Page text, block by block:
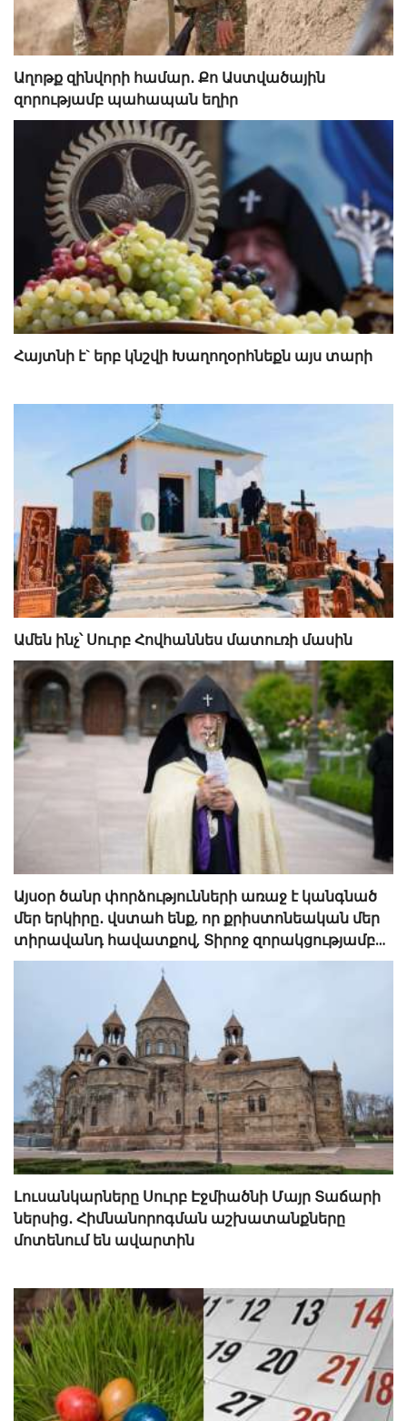
Աղոթք զինվորի համար․ Քո Աստվածային
զորությամբ պահապան եղիր
Հայտնի է` երբ կնշվի Խաղողօրհնեքն այս տարի
Ամեն ինչ՝ Սուրբ Հովհաննես մատուռի մասին
Այսօր ծանր փորձությունների առաջ է կանգնած
մեր երկիրը․ վստահ ենք, որ քրիստոնեական մեր
տիրավանդ հավատքով, Տիրոջ զորակցությամբ
հաղթահարելու ենք այս դժվարին
ժամանակները․ Մայր Աթոռ
Լուսանկարները Սուրբ Էջմիածնի Մայր Տաճարի
ներսից․ Հիմնանորոգման աշխատանքները
մոտենում են ավարտին